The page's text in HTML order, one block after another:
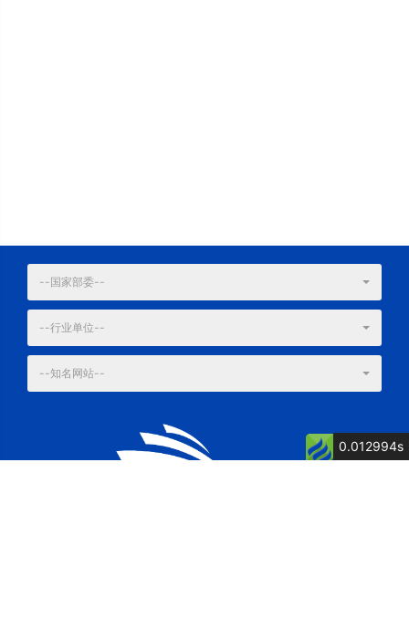
--国家部委--
--行业单位--
--知名网站--
0.012994s